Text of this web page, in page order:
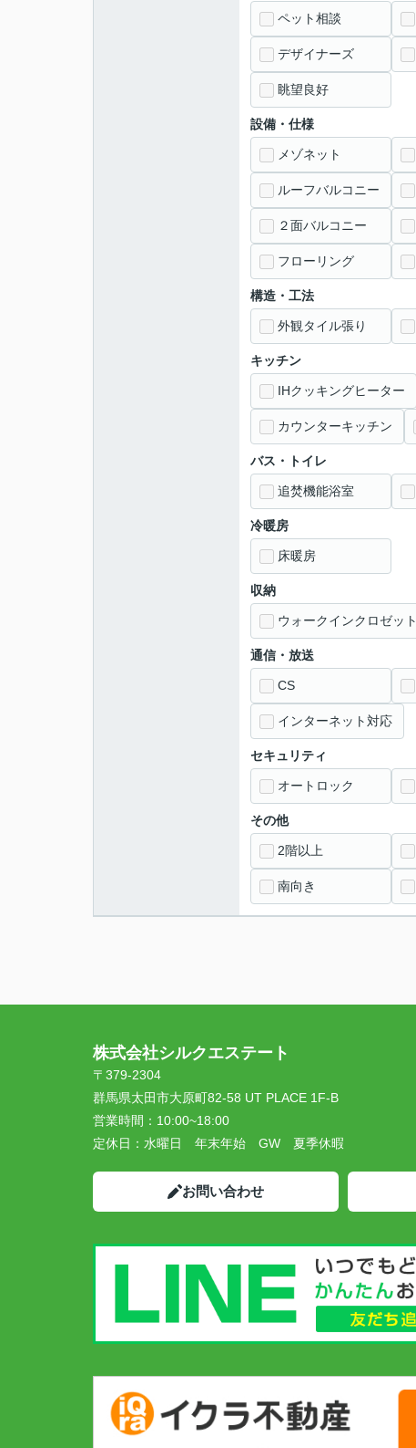
ペット相談
デザイナーズ
眺望良好
設備・仕様
メゾネット
ルーフバルコニー
２面バルコニー
フローリング
構造・工法
外観タイル張り
キッチン
IHクッキングヒーター
カウンターキッチン
バス・トイレ
追焚機能浴室
冷暖房
床暖房
収納
ウォークインクロゼット
通信・放送
CS
インターネット対応
セキュリティ
オートロック
その他
2階以上
南向き
株式会社シルクエステート
〒379-2304
群馬県太田市大原町82-58 UT PLACE 1F-B
営業時間： 10:00~18:00
定休日： 水曜日 年末年始 GW 夏季休暇
お問い合わせ